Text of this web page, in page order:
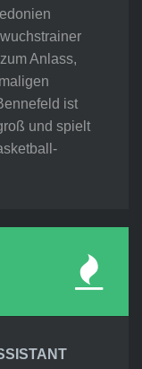
Anlass,
ist
und spielt